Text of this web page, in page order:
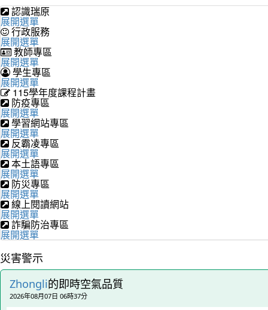
認識瑞原
展開選單
行政服務
展開選單
教師專區
展開選單
學生專區
展開選單
115學年度課程計畫
防疫專區
展開選單
學習網站專區
展開選單
反霸凌專區
展開選單
本土語專區
展開選單
防災專區
展開選單
線上閱讀網站
展開選單
詐騙防治專區
展開選單
災害警示
Zhongli的即時空氣品質
2026年08月07日 06時37分